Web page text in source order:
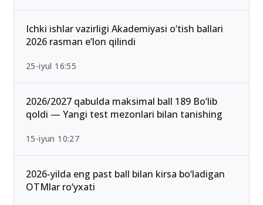
Ichki ishlar vazirligi Akademiyasi o‘tish ballari
2026 rasman e’lon qilindi
25-iyul 16:55
2026/2027 qabulda maksimal ball 189 Bo‘lib
qoldi — Yangi test mezonlari bilan tanishing
15-iyun 10:27
2026-yilda eng past ball bilan kirsa bo‘ladigan
OTMlar ro‘yxati